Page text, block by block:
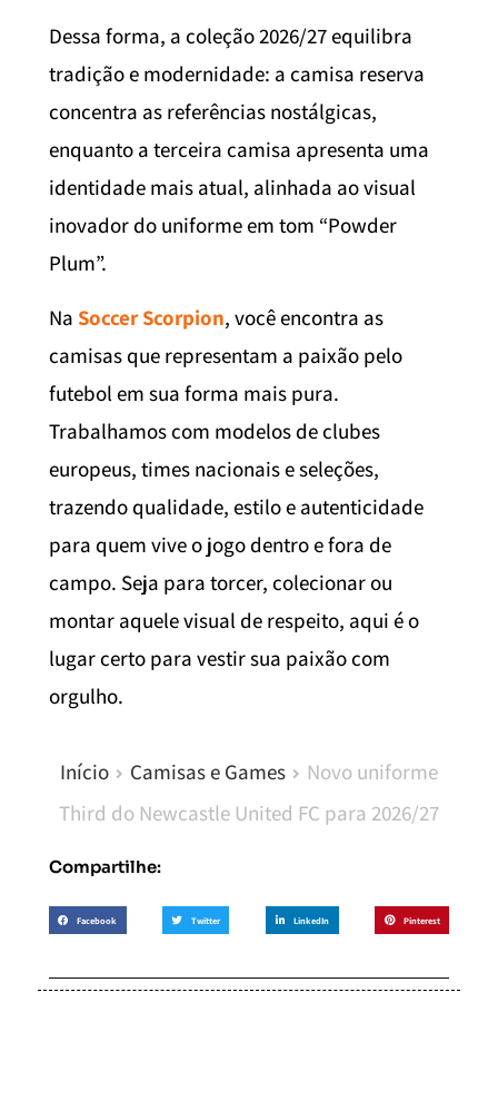
Dessa forma, a coleção 2026/27 equilibra
tradição e modernidade: a camisa reserva
concentra as referências nostálgicas,
enquanto a terceira camisa apresenta uma
identidade mais atual, alinhada ao visual
inovador do uniforme em tom “Powder
Plum”.
Na Soccer Scorpion, você encontra as
camisas que representam a paixão pelo
futebol em sua forma mais pura.
Trabalhamos com modelos de clubes
europeus, times nacionais e seleções,
trazendo qualidade, estilo e autenticidade
para quem vive o jogo dentro e fora de
campo. Seja para torcer, colecionar ou
montar aquele visual de respeito, aqui é o
lugar certo para vestir sua paixão com
orgulho.
Início Camisas e Games
Novo uniforme
Third do Newcastle United FC para 2026/27
Compartilhe:
Facebook Twitter LinkedIn Pinterest